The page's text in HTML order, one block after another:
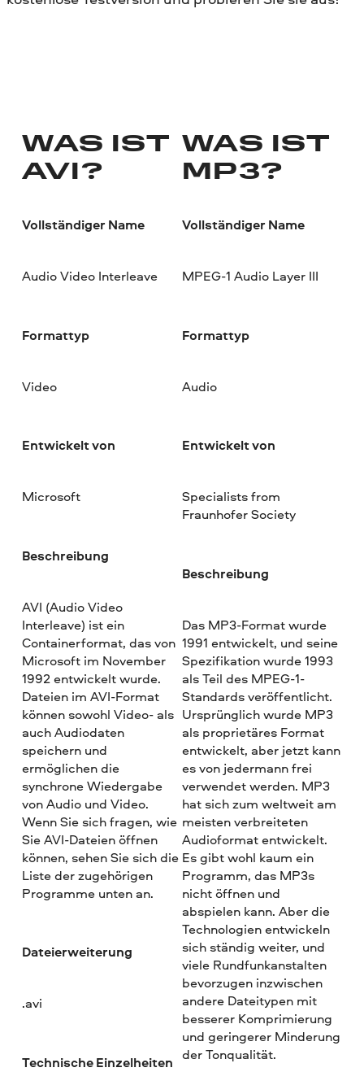
WAS IST
AVI?
Vollständiger Name
Audio Video Interleave
Formattyp
Video
Entwickelt von
Microsoft
Beschreibung
AVI (Audio Video
Interleave) ist ein
Containerformat, das von
Microsoft im November
1992 entwickelt wurde.
Dateien im AVI-Format
können sowohl Video- als
auch Audiodaten
speichern und
ermöglichen die
synchrone Wiedergabe
von Audio und Video.
Wenn Sie sich fragen, wie
Sie AVI-Dateien öffnen
können, sehen Sie sich die
Liste der zugehörigen
Programme unten an.
Dateierweiterung
.avi
Technische Einzelheiten
WAS IST
MP3?
Vollständiger Name
MPEG-1 Audio Layer III
Formattyp
Audio
Entwickelt von
Specialists from
Fraunhofer Society
Beschreibung
Das MP3-Format wurde
1991 entwickelt, und seine
Spezifikation wurde 1993
als Teil des MPEG-1-
Standards veröffentlicht.
Ursprünglich wurde MP3
als proprietäres Format
entwickelt, aber jetzt kann
es von jedermann frei
verwendet werden. MP3
hat sich zum weltweit am
meisten verbreiteten
Audioformat entwickelt.
Es gibt wohl kaum ein
Programm, das MP3s
nicht öffnen und
abspielen kann. Aber die
Technologien entwickeln
sich ständig weiter, und
viele Rundfunkanstalten
bevorzugen inzwischen
andere Dateitypen mit
besserer Komprimierung
und geringerer Minderung
der Tonqualität.